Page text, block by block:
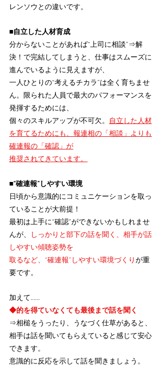
レンソウとの違いです。
■自立した人材育成
分からないことがあれば“上司に相談”⇒解
決！で完結してしまうと、仕事はスムーズに
進んでいるように見えますが、
一人ひとりの“考えるチカラ”は全く育ちませ
ん。限られた人員で最大のパフォーマンスを
発揮するためには、
個々のスキルアップが不可欠。
自立した人材
を育てるためにも、報連相の「相談」よりも
確連報の「確認」が
推奨されてきています。
■“確連報”しやすい環境
日頃から意識的にコミュニケーションを取っ
ていることが大前提！
最初は上手に“確認”ができないかもしれませ
んが、
しっかりと部下の話を聞く、相手が話
しやすい傾聴姿勢を
取るなど、“確連報”しやすい環境づくりが重
要です。
加えて……
◆的を得ていなくても最後まで話を聞く
⇒相槌をうったり、うなづく仕草があると、
相手は話を聞いてもらえていると感じて安心
できます。
意識的に反応を示して話を聞きましょう。